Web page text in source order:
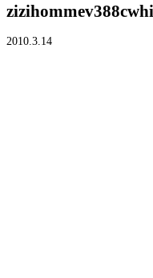
2010.3.14